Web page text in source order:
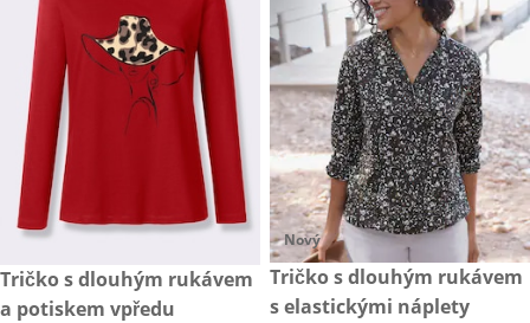
299,- Kč
Tričko s dlouhým rukávem
a potiskem vpředu
Nový
999,- Kč
Tričko s dlouhým rukávem
s elastickými náplety